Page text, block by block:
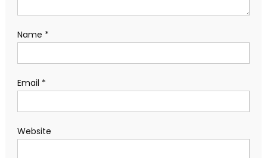
Name *
Email *
Website